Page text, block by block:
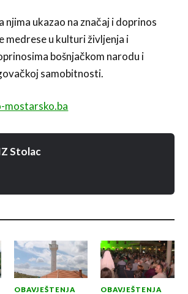
njima ukazao na značaj i doprinos
medrese u kulturi življenja i
bošnjačkom narodu i
samobitnosti.
Stolac
OBAVJEŠTENJA OBAVJEŠTENJA